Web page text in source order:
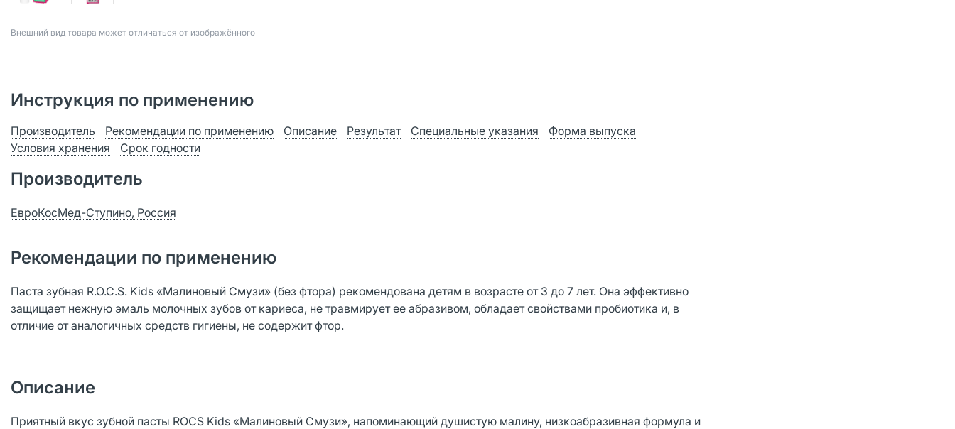
Bнешний вид товара может отличаться от изображённого
Инструкция по применению
Производитель Рекомендации по применению Описание Результат Специальные указания
Форма выпуска
Условия хранения
Срок годности
Производитель
ЕвроКосМед-Ступино, Россия
Рекомендации по применению
Паста зубная R.O.C.S. Kids «Малиновый Смузи» (без фтора) рекомендована детям в возрасте от 3 до 7 лет. Она эффективно
защищает нежную эмаль молочных зубов от кариеса, не травмирует ее абразивом, обладает свойствами пробиотика и, в
отличие от аналогичных средств гигиены, не содержит фтор.
Описание
Приятный вкус зубной пасты ROCS Kids «Малиновый Смузи», напоминающий душистую малину, низкоабразивная формула и